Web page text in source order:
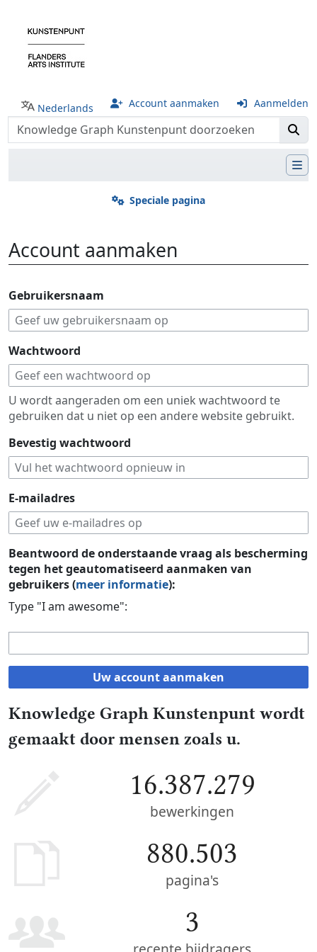
Nederlands Account aanmaken Aanmelden
Speciale pagina
Account aanmaken
Gebruikersnaam
Wachtwoord
U wordt aangeraden om een uniek wachtwoord te
gebruiken dat u niet op een andere website gebruikt.
Bevestig wachtwoord
E-mailadres
Beantwoord de onderstaande vraag als bescherming
tegen het geautomatiseerd aanmaken van
gebruikers (meer informatie):
Type "I am awesome":
Uw account aanmaken
Knowledge Graph Kunstenpunt wordt
gemaakt door mensen zoals u.
16.387.279
bewerkingen
880.503
pagina's
3